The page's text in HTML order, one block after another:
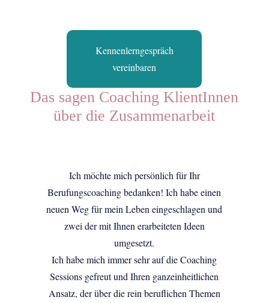
Kennenlerngespräch
vereinbaren
Das sagen Coaching KlientInnen
über die Zusammenarbeit
Ich möchte mich persönlich für Ihr
Berufungscoaching bedanken! Ich habe einen
neuen Weg für mein Leben eingeschlagen und
zwei der mit Ihnen erarbeiteten Ideen
umgesetzt.
Ich habe mich immer sehr auf die Coaching
Sessions gefreut und Ihren ganzeinheitlichen
Ansatz, der über die rein beruflichen Themen